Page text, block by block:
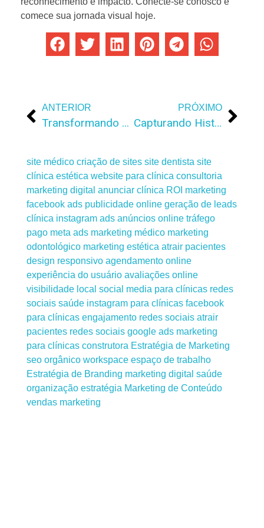
comece sua jornada visual hoje.
ANTERIOR
Transformando Conexões Digitais: Descubra o Lovin
PRÓXIMO
Capturando Histórias, Criando Impacto: Fotografia e Vídeo
site médico criação de sites site dentista site
clínica estética website para clínica consultoria
marketing digital anunciar clínica ROI marketing
facebook ads publicidade online geração de leads
clínica instagram ads anúncios online tráfego
pago meta ads marketing médico marketing
odontológico marketing estética atrair pacientes
design responsivo agendamento online
experiência do usuário avaliações online
visibilidade local social media para clínicas redes
sociais saúde instagram para clínicas facebook
para clínicas engajamento redes sociais atrair
pacientes redes sociais google ads marketing
para clínicas construtora Estratégia de Marketing
seo orgânico workspace espaço de trabalho
Estratégia de Branding marketing digital saúde
organização estratégia Marketing de Conteúdo
vendas marketing